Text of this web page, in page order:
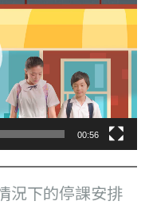
00:56
況下的停課安排